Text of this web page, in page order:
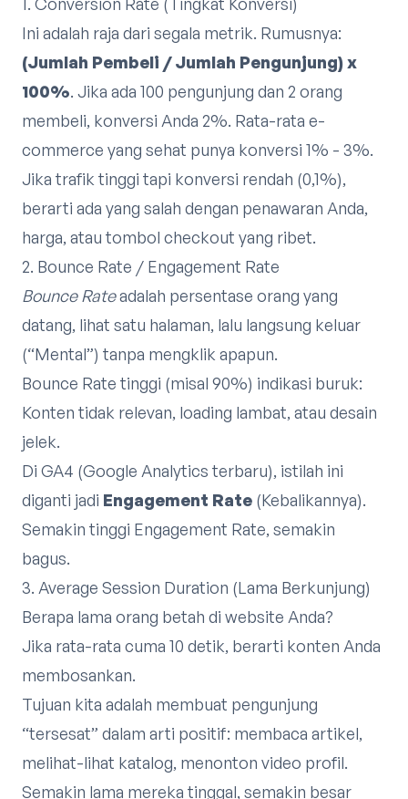
Ini adalah raja dari segala metrik. Rumusnya:
(Jumlah Pembeli / Jumlah Pengunjung) x
100%. Jika ada 100 pengunjung dan 2 orang
membeli, konversi Anda 2%. Rata-rata e-
commerce yang sehat punya konversi 1% - 3%.
Jika trafik tinggi tapi konversi rendah (0,1%),
berarti ada yang salah dengan penawaran Anda,
harga, atau tombol checkout yang ribet.
2. Bounce Rate / Engagement Rate
Bounce Rateadalah persentase orang yang
datang, lihat satu halaman, lalu langsung keluar
(“Mental”) tanpa mengklik apapun.
Bounce Rate tinggi (misal 90%) indikasi buruk:
Konten tidak relevan, loading lambat, atau desain
jelek.
Di GA4 (Google Analytics terbaru), istilah ini
diganti jadi Engagement Rate (Kebalikannya).
Semakin tinggi Engagement Rate, semakin
bagus.
3. Average Session Duration (Lama Berkunjung)
Berapa lama orang betah di website Anda?
Jika rata-rata cuma 10 detik, berarti konten Anda
membosankan.
Tujuan kita adalah membuat pengunjung
“tersesat” dalam arti positif: membaca artikel,
melihat-lihat katalog, menonton video profil.
Semakin lama mereka tinggal, semakin besar